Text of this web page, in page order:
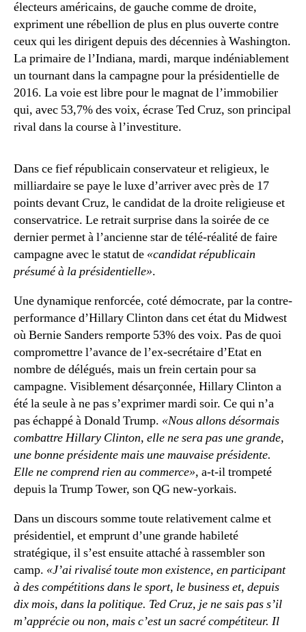
électeurs américains, de gauche comme de droite,
expriment une rébellion de plus en plus ouverte contre
ceux qui les dirigent depuis des décennies à Washington.
La primaire de l’Indiana, mardi, marque indéniablement
un tournant dans la campagne pour la présidentielle de
2016. La voie est libre pour le magnat de l’immobilier
qui, avec 53,7% des voix, écrase Ted Cruz, son principal
rival dans la course à l’investiture.
Dans ce fief républicain conservateur et religieux, le
milliardaire se paye le luxe d’arriver avec près de 17
points devant Cruz, le candidat de la droite religieuse et
conservatrice. Le retrait surprise dans la soirée de ce
dernier permet à l’ancienne star de télé-réalité de faire
campagne avec le statut de «candidat républicain
présumé à la présidentielle».
Une dynamique renforcée, coté démocrate, par la contre-
performance d’Hillary Clinton dans cet état du Midwest
où Bernie Sanders remporte 53% des voix. Pas de quoi
compromettre l’avance de l’ex-secrétaire d’Etat en
nombre de délégués, mais un frein certain pour sa
campagne. Visiblement désarçonnée, Hillary Clinton a
été la seule à ne pas s’exprimer mardi soir. Ce qui n’a
pas échappé à Donald Trump. «Nous allons désormais
combattre Hillary Clinton, elle ne sera pas une grande,
une bonne présidente mais une mauvaise présidente.
Elle ne comprend rien au commerce», a-t-il trompeté
depuis la Trump Tower, son QG new-yorkais.
Dans un discours somme toute relativement calme et
présidentiel, et emprunt d’une grande habileté
stratégique, il s’est ensuite attaché à rassembler son
camp. «J’ai rivalisé toute mon existence, en participant
à des compétitions dans le sport, le business et, depuis
dix mois, dans la politique. Ted Cruz, je ne sais pas s’il
m’apprécie ou non, mais c’est un sacré compétiteur. Il